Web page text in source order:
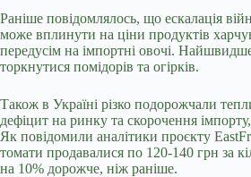
Раніше повідомлялось, що ескалація
може вплинути на ціни продуктів
передусім на імпортні овочі.
торкнутися помідорів та огірків.
Також в Україні різко подорожчали
дефіцит на ринку та скорочення
Як повідомили аналітики проєкту
томати продавалися по 120-140 грн за
на 10% дорожче, ніж раніше.